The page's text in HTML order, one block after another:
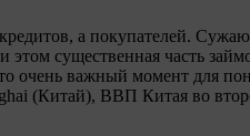
а покупателей.
этом существенная часть
очень важный момент для
(Китай), ВВП Китая во